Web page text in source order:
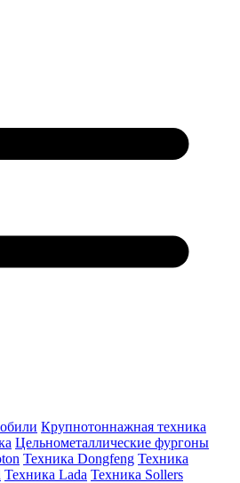
Крупнотоннажная техника
Цельнометаллические фургоны
Техника Dongfeng Техника
Техника Lada Техника Sollers